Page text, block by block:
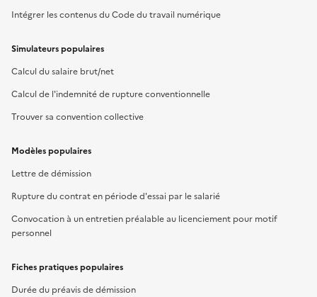
Intégrer les contenus du Code du travail numérique
Simulateurs populaires
Calcul du salaire brut/net
Calcul de l'indemnité de rupture conventionnelle
Trouver sa convention collective
Modèles populaires
Lettre de démission
Rupture du contrat en période d'essai par le salarié
Convocation à un entretien préalable au licenciement pour motif
personnel
Fiches pratiques populaires
Durée du préavis de démission